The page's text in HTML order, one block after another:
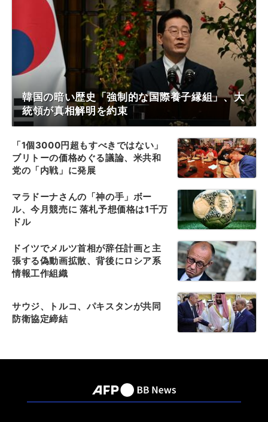
韓国の暗い歴史「強制的な国際養子縁組」、大
統領が真相解明を約束
「1個3000円超もすべきではない」
ブリトーの価格めぐる議論、米共和
党の「内戦」に発展
マラドーナさんの「神の手」ボー
ル、今月競売に 落札予想価格は1千万
ドル
ドイツでメルツ首相が辞任計画と主
張する偽動画拡散、背後にロシア系
情報工作組織
サウジ、トルコ、パキスタンが共同
防衛協定締結